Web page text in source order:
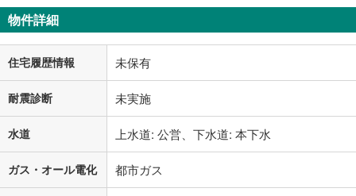
物件詳細
住宅履歴情報 未保有
耐震診断 未実施
水道 上水道: 公営、下水道: 本下水
ガス・オール電化 都市ガス